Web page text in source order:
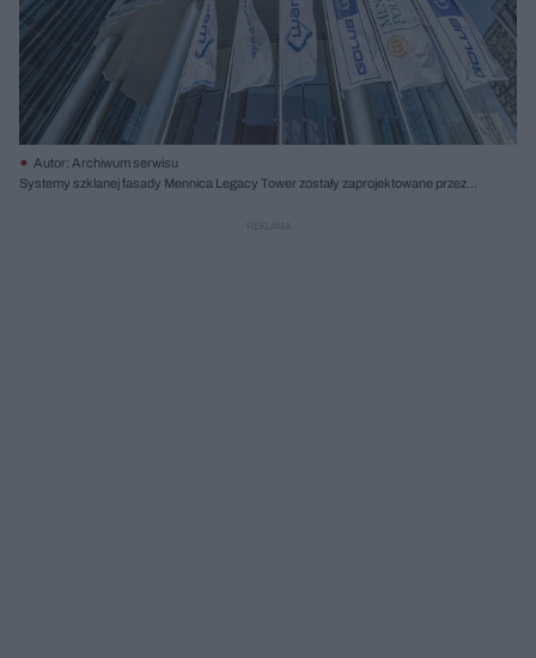
Autor: Archiwum serwisu
Systemy szklanej fasady Mennica Legacy Tower zostały zaprojektowane przez
MB-SE80 MLT, której konstrukcję stanowią moduły, w całości wyprodukowane w